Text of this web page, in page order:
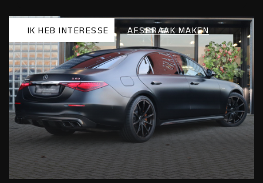
Zonnescherm zijruiten
IK HEB INTERESSE
AFSPRAAK MAKEN